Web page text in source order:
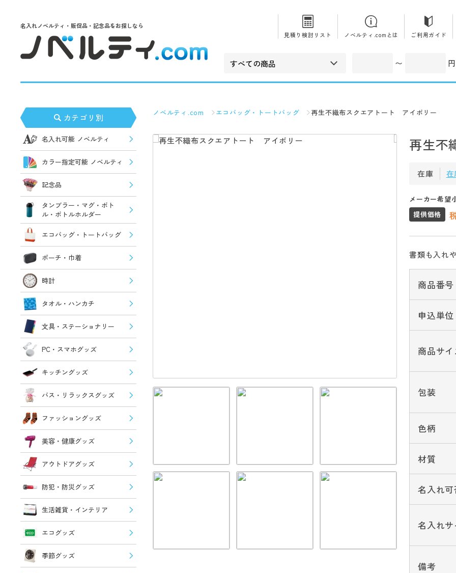
名入れノベルティ・販促品・記念品をお探しなら
見積り検討リスト
ノベルティ.comとは ご利用ガイド
〜 円
カテゴリ別
名入れ可能 ノベルティ
カラー指定可能 ノベルティ
記念品
タンブラー・マグ・ボト
ル・ボトルホルダー
エコバッグ・トートバッグ
ポーチ・巾着
時計
タオル・ハンカチ
文具・ステーショナリー
PC・スマホグッズ
キッチングッズ
バス・リラックスグッズ
ファッショングッズ
美容・健康グッズ
アウトドアグッズ
防犯・防災グッズ
生活雑貨・インテリア
エコグッズ
季節グッズ
ノベルティ.com エコバッグ・トートバッグ 再生不織布スクエアトート アイボリー
再生不
在庫 在
メーカー希望
提供価格
書類も入れ
商品番号
申込単位
商品サ
包装
色柄
材質
名入れ可
名入れ
備考